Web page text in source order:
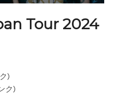
Tour 2024
)
ク)